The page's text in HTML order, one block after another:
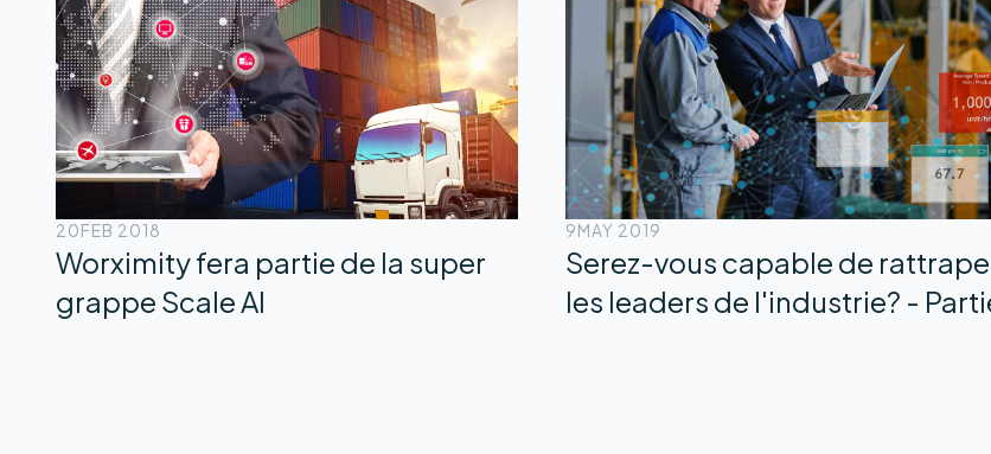
20FEB 2018
Worximity fera partie de la super
grappe Scale AI
9MAY 2019
Serez-vous capable de
les leaders de l'industrie? -